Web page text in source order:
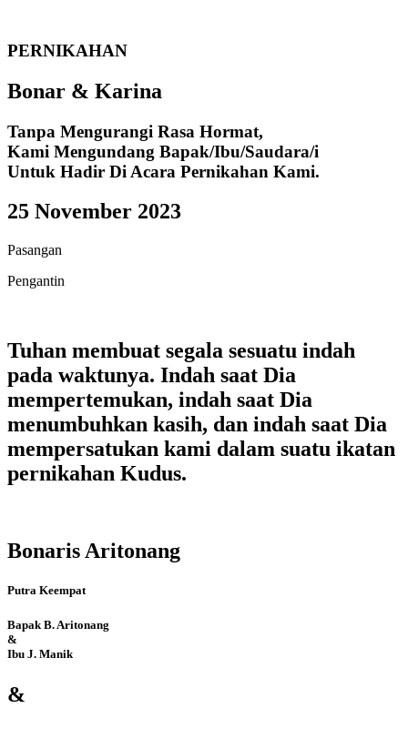
PERNIKAHAN
Bonar & Karina
Tanpa Mengurangi Rasa Hormat,
Kami Mengundang Bapak/Ibu/Saudara/i
Untuk Hadir Di Acara Pernikahan Kami.
25 November 2023
Pasangan
Pengantin
Tuhan membuat segala sesuatu indah
pada waktunya. Indah saat Dia
mempertemukan, indah saat Dia
menumbuhkan kasih, dan indah saat Dia
mempersatukan kami dalam suatu ikatan
pernikahan Kudus.
Bonaris Aritonang
Putra Keempat
Bapak B. Aritonang
&
Ibu J. Manik
&